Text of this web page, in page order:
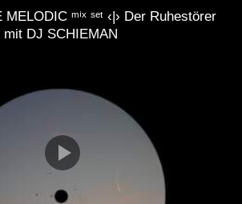
ᵐⁱˣ ˢᵉᵗ ‹|› Der Ruhestörer
mit DJ SCHIEMAN